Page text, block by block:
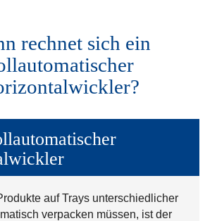
rechnet sich ein
auf Trays unterschiedlicher
verpacken müssen, ist der